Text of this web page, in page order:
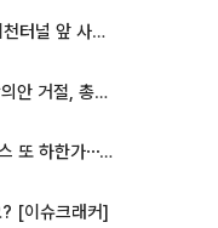
앞 사고 발생
앞두고 시간 끌기”
NXT 프리마켓서 SK하이닉스 또 하한가⋯‘11주 거래’에 시초가 왜곡
[이슈크래커]